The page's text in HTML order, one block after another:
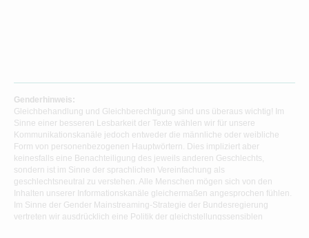
Genderhinweis:
Gleichbehandlung und Gleichberechtigung sind uns überaus wichtig! Im
Sinne einer besseren Lesbarkeit der Texte wählen wir für unsere
Kommunikationskanäle jedoch entweder die männliche oder weibliche
Form von personenbezogenen Hauptwörtern. Dies impliziert aber
keinesfalls eine Benachteiligung des jeweils anderen Geschlechts,
sondern ist im Sinne der sprachlichen Vereinfachung als
geschlechtsneutral zu verstehen. Alle Menschen mögen sich von den
Inhalten unserer Informationskanäle gleichermaßen angesprochen fühlen.
Im Sinne der Gender Mainstreaming-Strategie der Bundesregierung
vertreten wir ausdrücklich eine Politik der gleichstellungssensiblen